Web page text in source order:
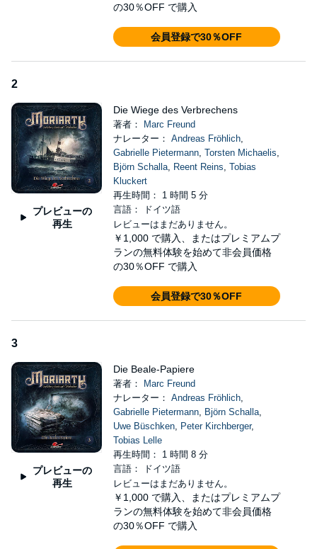
の30％OFF で購入
会員登録で30％OFF
2
プレビューの
再生
Die Wiege des Verbrechens
著者：
Marc Freund
ナレーター： Andreas Fröhlich,
Gabrielle Pietermann, Torsten Michaelis,
Björn Schalla, Reent Reins, Tobias
Kluckert
再生時間： 1 時間 5 分
言語： ドイツ語
レビューはまだありません。
￥1,000 で購入、またはプレミアムプ
ランの無料体験を始めて非会員価格
の30％OFF で購入
会員登録で30％OFF
3
プレビューの
再生
Die Beale-Papiere
著者：
Marc Freund
ナレーター： Andreas Fröhlich,
Gabrielle Pietermann, Björn Schalla,
Uwe Büschken, Peter Kirchberger,
Tobias Lelle
再生時間： 1 時間 8 分
言語： ドイツ語
レビューはまだありません。
￥1,000 で購入、またはプレミアムプ
ランの無料体験を始めて非会員価格
の30％OFF で購入